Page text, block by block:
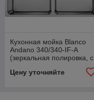
Кухонная мойка Blanco
Andano 340/340-IF-A
(зеркальная полировка, с
Цену уточняйте